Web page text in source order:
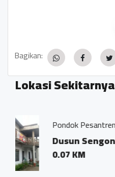
Bagikan:
Lokasi Sekitarnya
Al Asyrof
Desa Trasan